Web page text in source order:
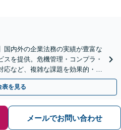
国内外の企業法務の実績が豊富な
を提供。危機管理・コンプラ・
応など、複雑な課題を効果的・効
可【休日・夜間相談可】
表を見る
メールでお問い合わせ